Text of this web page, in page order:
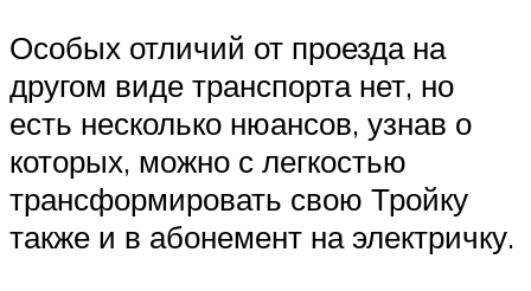
Особых отличий от проезда на
другом виде транспорта нет, но
есть несколько нюансов, узнав о
которых, можно с легкостью
трансформировать свою Тройку
также и в абонемент на электричку.